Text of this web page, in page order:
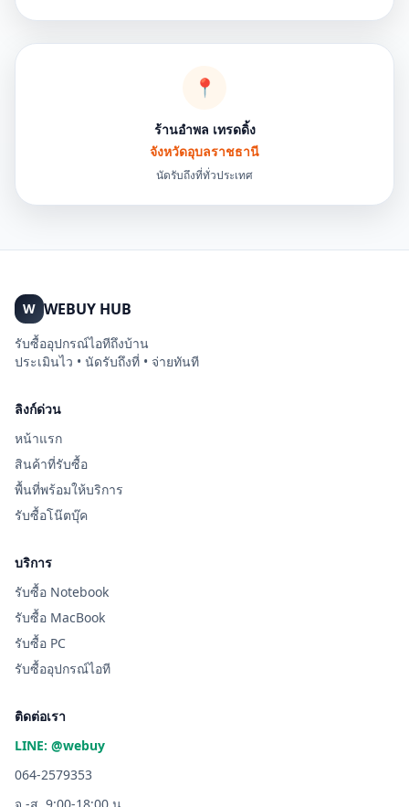
📍
ร้านอำพล เทรดดิ้ง
จังหวัดอุบลราชธานี
นัดรับถึงที่ทั่วประเทศ
W WEBUY HUB
รับซื้ออุปกรณ์ไอทีถึงบ้าน
ประเมินไว • นัดรับถึงที่ • จ่ายทันที
ลิงก์ด่วน
หน้าแรก
สินค้าที่รับซื้อ
พื้นที่พร้อมให้บริการ
รับซื้อโน๊ตบุ๊ค
บริการ
รับซื้อ Notebook
รับซื้อ MacBook
รับซื้อ PC
รับซื้ออุปกรณ์ไอที
ติดต่อเรา
LINE: @webuy
064-2579353